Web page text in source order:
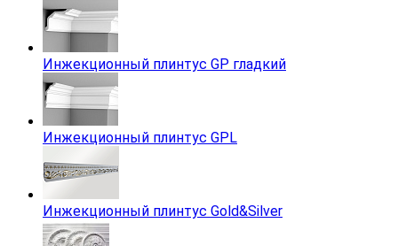
Инжекционный плинтус GP гладкий
Инжекционный плинтус GPL
Инжекционный плинтус Gold&Silver